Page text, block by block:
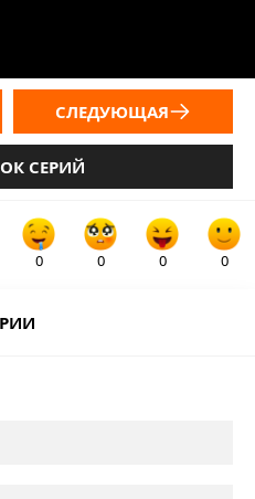
СЕРИЙ
СЛЕДУЮЩАЯ
0 0 0 0